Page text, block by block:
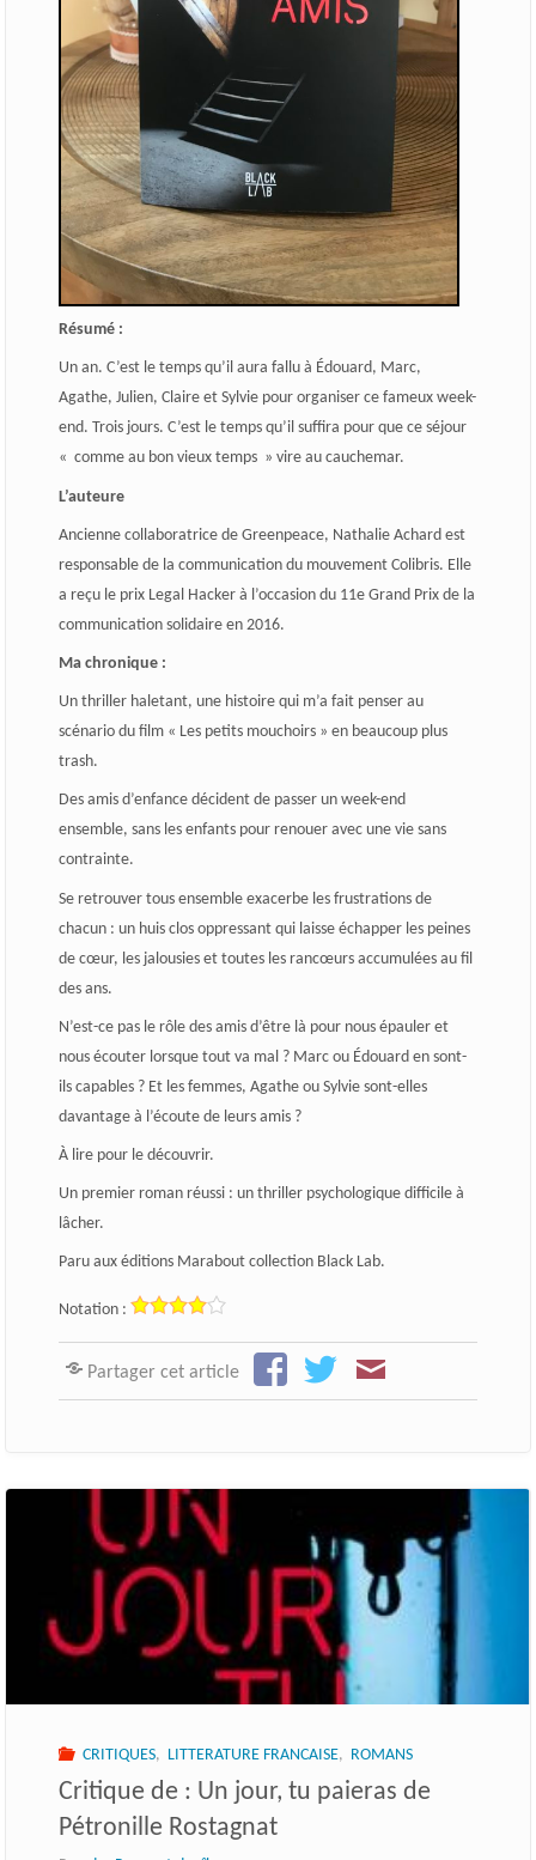
Résumé :
Un an. C’est le temps qu’il aura fallu à Édouard, Marc,
Agathe, Julien, Claire et Sylvie pour organiser ce fameux week-
end. Trois jours. C’est le temps qu’il suffira pour que ce séjour
« comme au bon vieux temps » vire au cauchemar.
L’auteure
Ancienne collaboratrice de Greenpeace, Nathalie Achard est
responsable de la communication du mouvement Colibris. Elle
a reçu le prix Legal Hacker à l’occasion du 11e Grand Prix de la
communication solidaire en 2016.
Ma chronique :
Un thriller haletant, une histoire qui m’a fait penser au
scénario du film « Les petits mouchoirs » en beaucoup plus
trash.
Des amis d’enfance décident de passer un week-end
ensemble, sans les enfants pour renouer avec une vie sans
contrainte.
Se retrouver tous ensemble exacerbe les frustrations de
chacun : un huis clos oppressant qui laisse échapper les peines
de cœur, les jalousies et toutes les rancœurs accumulées au fil
des ans.
N’est-ce pas le rôle des amis d’être là pour nous épauler et
nous écouter lorsque tout va mal ? Marc ou Édouard en sont-
ils capables ? Et les femmes, Agathe ou Sylvie sont-elles
davantage à l’écoute de leurs amis ?
À lire pour le découvrir.
Un premier roman réussi : un thriller psychologique difficile à
lâcher.
Paru aux éditions Marabout collection Black Lab.
Notation :
Partager cet article
CRITIQUES, LITTERATURE FRANCAISE, ROMANS
Critique de : Un jour, tu paieras de
Pétronille Rostagnat